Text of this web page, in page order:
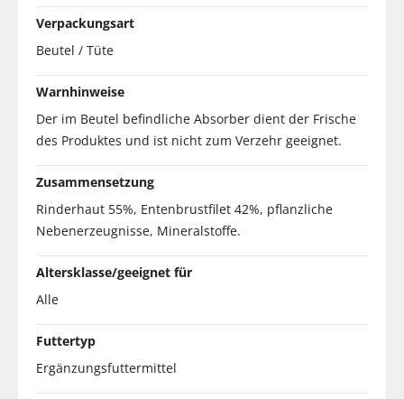
Verpackungsart
Beutel / Tüte
Warnhinweise
Der im Beutel befindliche Absorber dient der Frische
des Produktes und ist nicht zum Verzehr geeignet.
Zusammensetzung
Rinderhaut 55%, Entenbrustfilet 42%, pflanzliche
Nebenerzeugnisse, Mineralstoffe.
Altersklasse/geeignet für
Alle
Futtertyp
Ergänzungsfuttermittel